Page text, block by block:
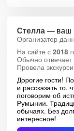
Стелла— ваш
Организатор
На сайте с 2018
Обычно отвечает
Провела
Дорогие гости!
и рассказать то,
поговорим об
Румынии.
обычаях. Без
интересное!